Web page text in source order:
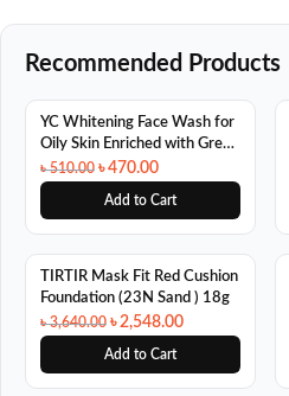
Recommended Products
SALE
YC Whitening Face Wash for
Oily Skin Enriched with Green
Tea Extract 100ml
৳510.00 ৳470.00
Add to Cart
SALE
TIRTIR Mask Fit Red Cushion
Foundation (23N Sand ) 18g
৳3,640.00 ৳ 2,548.00
Add to Cart